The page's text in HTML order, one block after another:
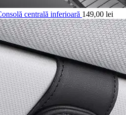
centrală inferioară 149,00 lei